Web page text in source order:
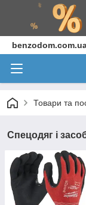
Товари та
Спецодяг і